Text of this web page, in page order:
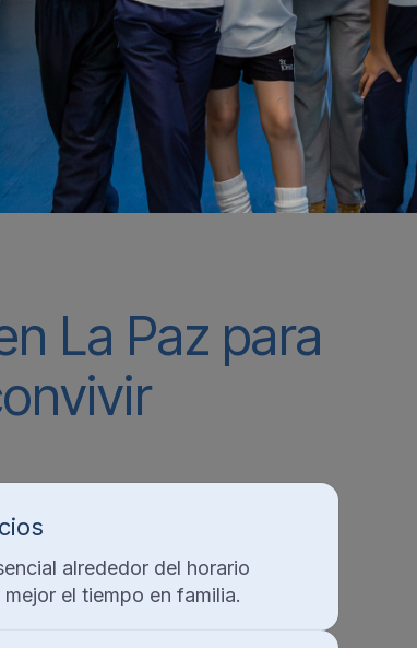
La Paz para
alrededor del horario
el tiempo en familia.